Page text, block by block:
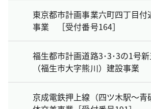
東京都市計画事業六町四丁目付
事業 ［受付番号164］
福生都市計画道路3･3･3の1号
（福生市大字熊川）建設事業
京成電鉄押上線（四ツ木駅～青